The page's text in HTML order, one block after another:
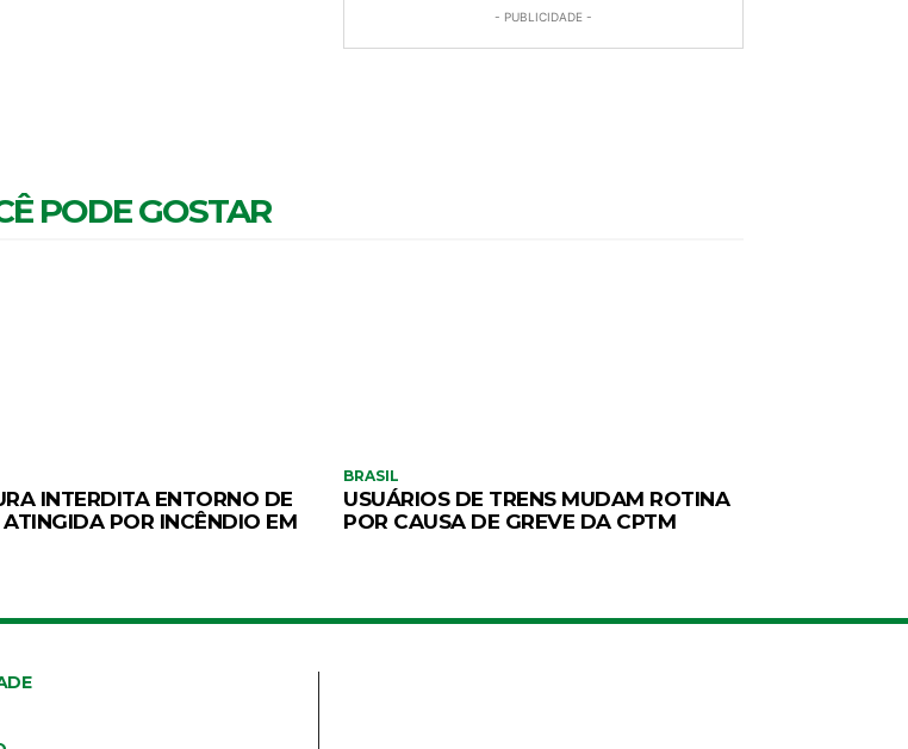
- PUBLICIDADE -
PODE GOSTAR
INTERDITA ENTORNO DE
POR INCÊNDIO EM
BRASIL
USUÁRIOS DE TRENS MUDAM ROTINA
POR CAUSA DE GREVE DA CPTM